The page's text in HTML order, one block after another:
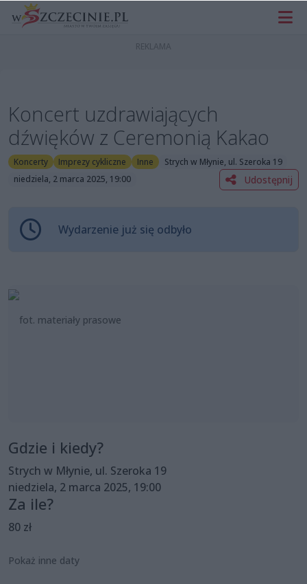
Koncert uzdrawiających
dźwięków z Ceremonią Kakao
Koncerty Imprezy cykliczne Inne
Strych w Młynie, ul. Szeroka 19
niedziela, 2 marca 2025, 19:00
Udostępnij
Wydarzenie już się odbyło
fot. materiały prasowe
Gdzie i kiedy?
Strych w Młynie, ul. Szeroka 19
niedziela, 2 marca 2025, 19:00
Za ile?
80 zł
Pokaż inne daty